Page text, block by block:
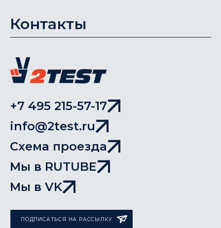
Контакты
+7 495 215-57-17
info@2test.ru
Схема проезда
Мы в RUTUBE
Мы в VK
ПОДПИСАТЬСЯ НА РАССЫЛКУ